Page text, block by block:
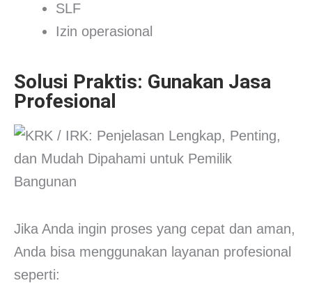
SLF
Izin operasional
Solusi Praktis: Gunakan Jasa
Profesional
Jika Anda ingin proses yang cepat dan aman,
Anda bisa menggunakan layanan profesional
seperti: